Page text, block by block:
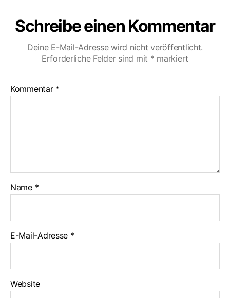
Schreibe einen Kommentar
Deine E-Mail-Adresse wird nicht veröffentlicht.
Erforderliche Felder sind mit * markiert
Kommentar *
Name *
E-Mail-Adresse *
Website